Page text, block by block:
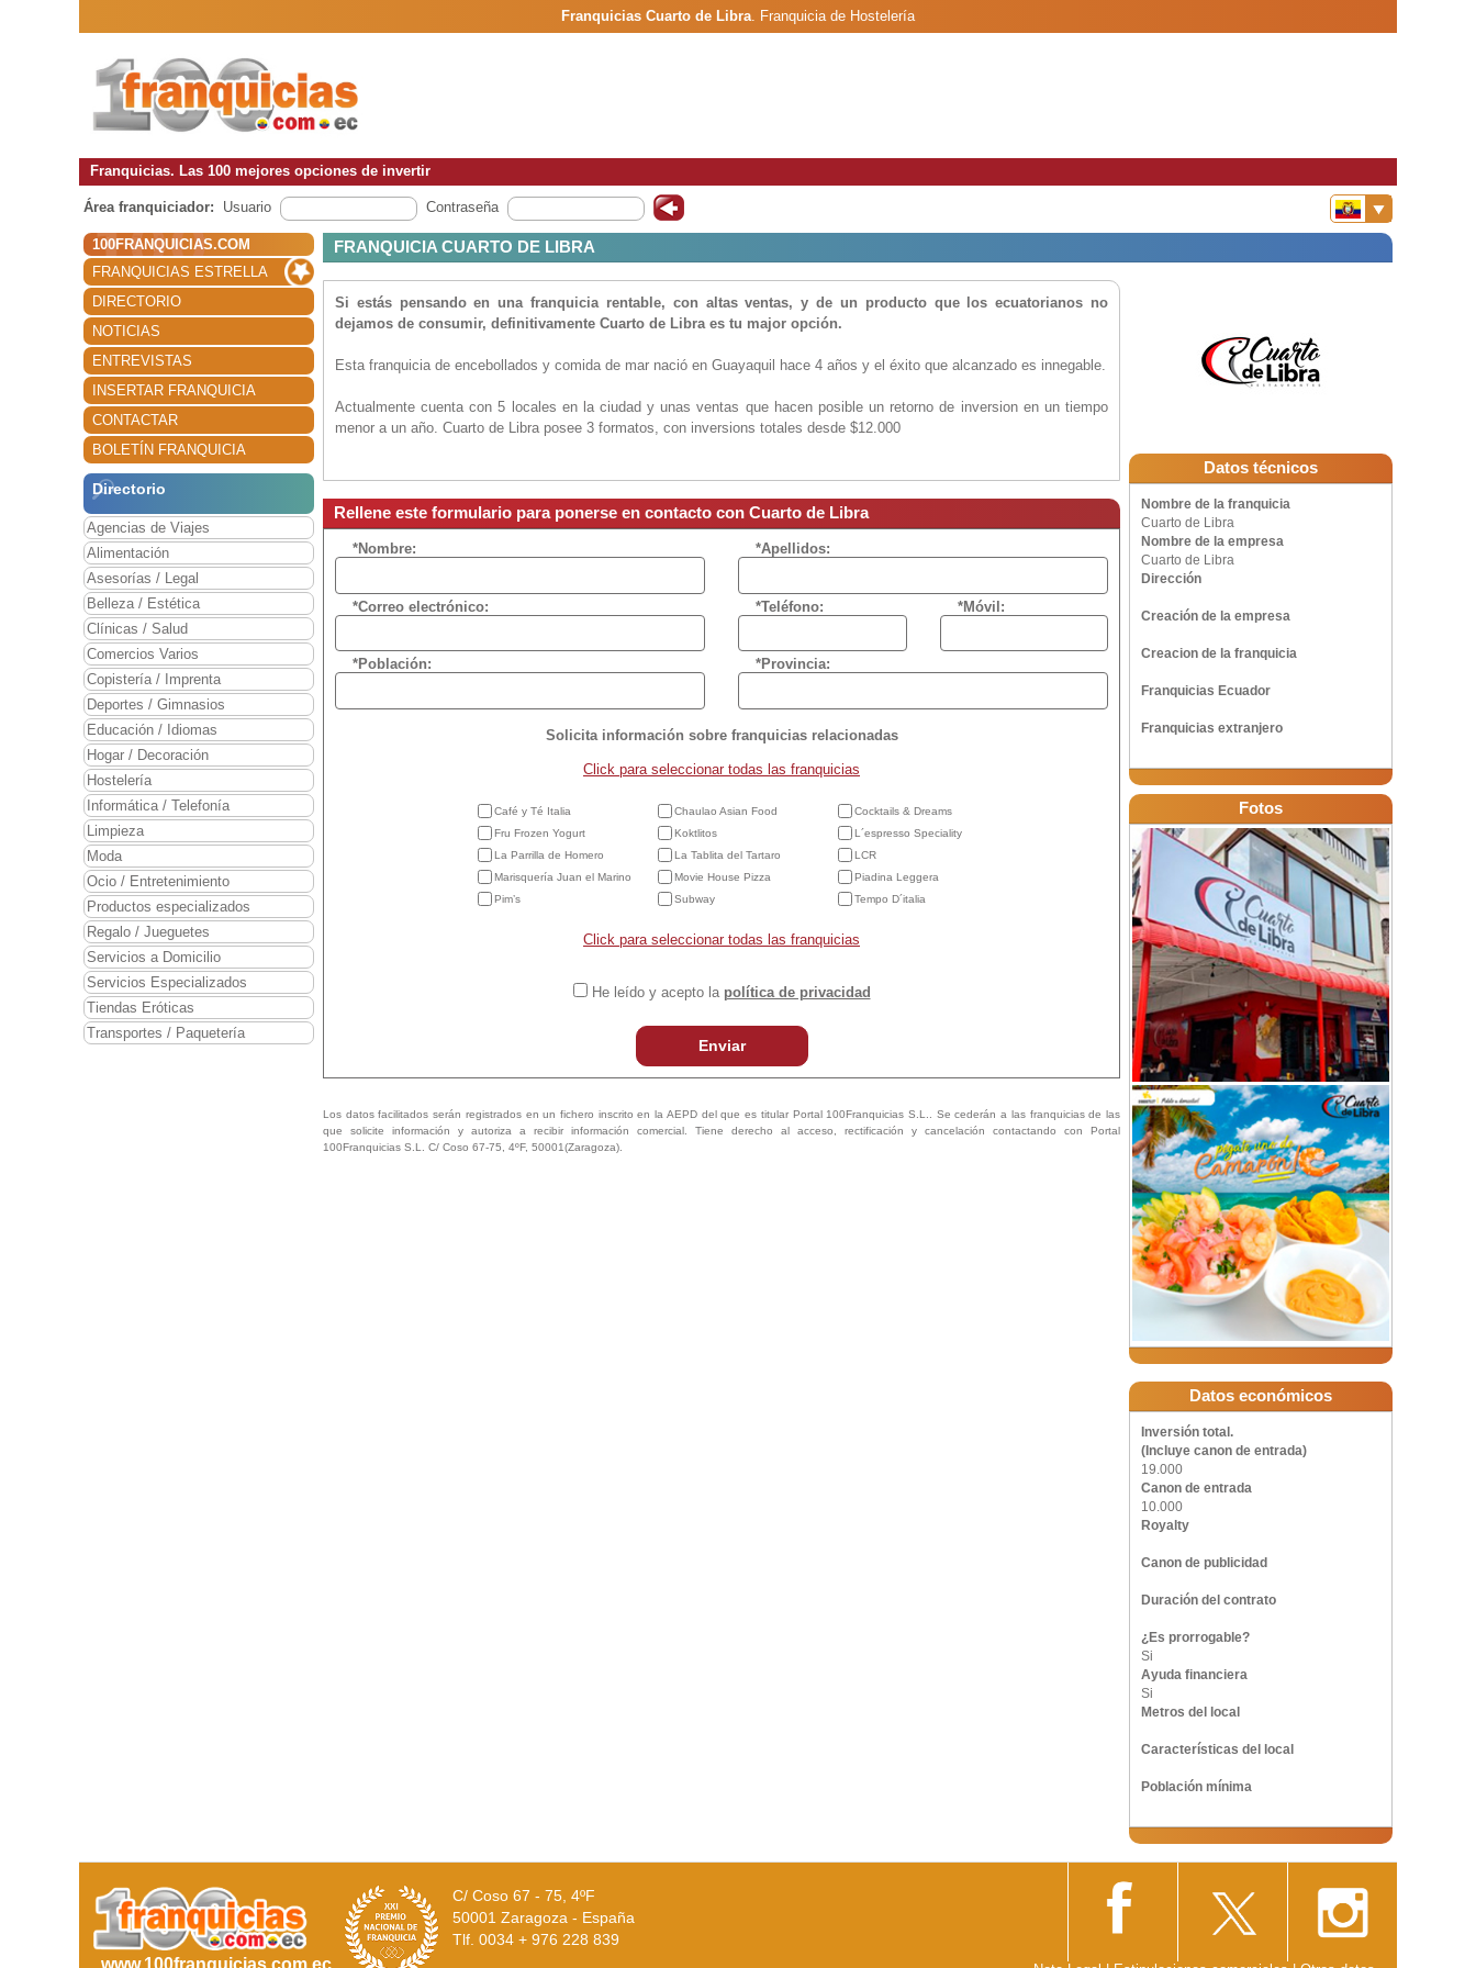
Franquicias Cuarto de Libra. Franquicia de Hostelería
Franquicias. Las 100 mejores opciones de invertir
Área franquiciador: Usuario Contraseña
100FRANQUICIAS.COM
FRANQUICIAS ESTRELLA
DIRECTORIO
NOTICIAS
ENTREVISTAS
INSERTAR FRANQUICIA
CONTACTAR
BOLETÍN FRANQUICIA
Directorio
Agencias de Viajes
Alimentación
Asesorías / Legal
Belleza / Estética
Clínicas / Salud
Comercios Varios
Copistería / Imprenta
Deportes / Gimnasios
Educación / Idiomas
Hogar / Decoración
Hostelería
Informática / Telefonía
Limpieza
Moda
Ocio / Entretenimiento
Productos especializados
Regalo / Jueguetes
Servicios a Domicilio
Servicios Especializados
Tiendas Eróticas
Transportes / Paquetería
FRANQUICIA CUARTO DE LIBRA
Si estás pensando en una franquicia rentable, con altas ventas, y de un producto que los ecuatorianos no
dejamos de consumir, definitivamente Cuarto de Libra es tu major opción.
Esta franquicia de encebollados y comida de mar nació en Guayaquil hace 4 años y el éxito que alcanzado es innegable.
Actualmente cuenta con 5 locales en la ciudad y unas ventas que hacen posible un retorno de inversion en un tiempo
menor a un año. Cuarto de Libra posee 3 formatos, con inversions totales desde $12.000
Rellene este formulario para ponerse en contacto con Cuarto de Libra
*Nombre: *Apellidos:
*Correo electrónico: *Teléfono: *Móvil:
*Población: *Provincia:
Solicita información sobre franquicias relacionadas
Click para seleccionar todas las franquicias
Café y Té Italia Chaulao Asian Food
Cocktails & Dreams
Fru Frozen Yogurt
Koktlitos
L´espresso Speciality
La Parrilla de Homero
La Tablita del Tartaro
LCR
Marisquería Juan el Marino
Movie House Pizza
Piadina Leggera
Pim’s
Subway Tempo D´italia
Click para seleccionar todas las franquicias
He leído y acepto la política de privacidad
Enviar
Los datos facilitados serán registrados en un fichero inscrito en la AEPD del que es titular Portal 100Franquicias S.L.. Se cederán a las franquicias de las
que solicite información y autoriza a recibir información comercial. Tiene derecho al acceso, rectificación y cancelación contactando con Portal
100Franquicias S.L. C/ Coso 67-75, 4ºF, 50001(Zaragoza).
Datos técnicos
Nombre de la franquicia
Cuarto de Libra
Nombre de la empresa
Cuarto de Libra
Dirección
Creación de la empresa
Creacion de la franquicia
Franquicias Ecuador
Franquicias extranjero
Fotos
Datos económicos
Inversión total.
(Incluye canon de entrada)
19.000
Canon de entrada
10.000
Royalty
Canon de publicidad
Duración del contrato
¿Es prorrogable?
Si
Ayuda financiera
Si
Metros del local
Características del local
Población mínima
www.100franquicias.com.ec
C/ Coso 67 - 75, 4ºF
50001 Zaragoza - España
Tlf. 0034 + 976 228 839